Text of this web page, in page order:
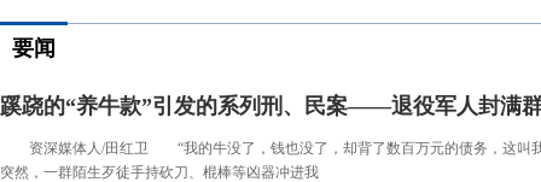
要闻
蹊跷的“养牛款”引发的系列刑、民案——退役军人封满
资深媒体人/田红卫 “我的牛没了，钱也没了，却背了数百万元的债务，这叫
突然，一群陌生歹徒手持砍刀、棍棒等凶器冲进我